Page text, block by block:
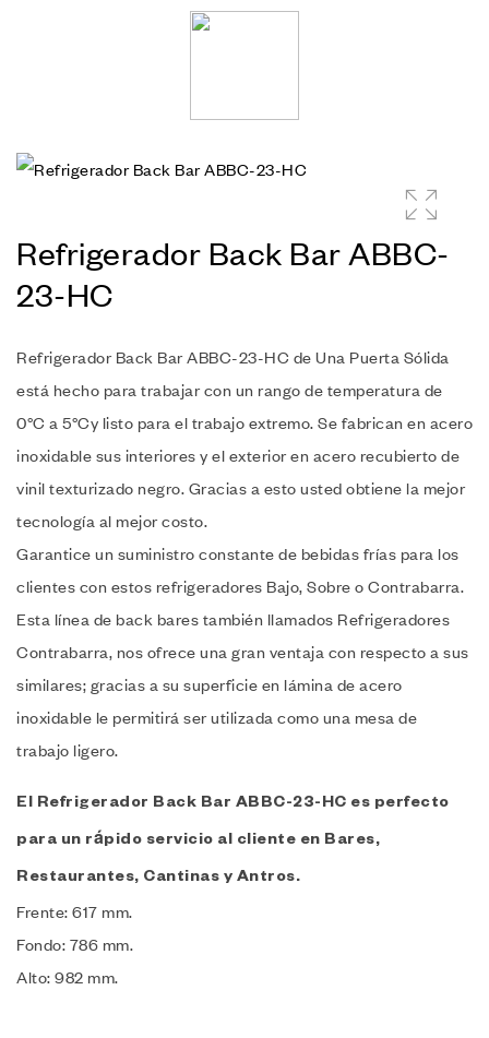
🔍
Refrigerador Back Bar ABBC-
23-HC
Refrigerador Back Bar ABBC-23-HC de Una Puerta Sólida
está hecho para trabajar con un rango de temperatura de
0°C a 5°Cy listo para el trabajo extremo. Se fabrican en acero
inoxidable sus interiores y el exterior en acero recubierto de
vinil texturizado negro. Gracias a esto usted obtiene la mejor
tecnología al mejor costo.
Garantice un suministro constante de bebidas frías para los
clientes con estos refrigeradores Bajo, Sobre o Contrabarra.
Esta línea de back bares también llamados Refrigeradores
Contrabarra, nos ofrece una gran ventaja con respecto a sus
similares; gracias a su superficie en lámina de acero
inoxidable le permitirá ser utilizada como una mesa de
trabajo ligero.
El Refrigerador Back Bar ABBC-23-HC es perfecto
para un rápido servicio al cliente en Bares,
Restaurantes, Cantinas y Antros.
Frente: 617 mm.
Fondo: 786 mm.
Alto: 982 mm.